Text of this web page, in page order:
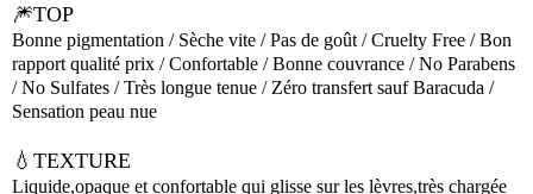
🎆TOP
Bonne pigmentation / Sèche vite / Pas de goût / Cruelty Free / Bon
rapport qualité prix / Confortable / Bonne couvrance / No Parabens
/ No Sulfates / Très longue tenue / Zéro transfert sauf Baracuda /
Sensation peau nue
💧TEXTURE
Liquide,opaque et confortable qui glisse sur les lèvres,très chargée